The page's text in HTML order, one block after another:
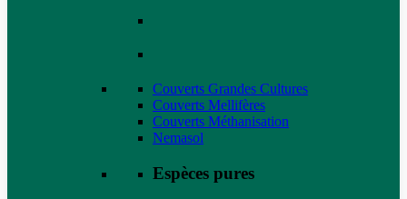
Couverts Grandes Cultures
Couverts Mellifères
Couverts Méthanisation
Nemasol
Espèces pures